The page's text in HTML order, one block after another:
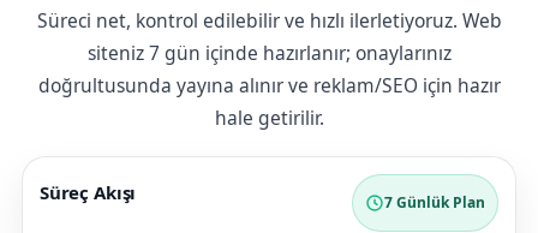
Süreci net, kontrol edilebilir ve hızlı ilerletiyoruz. Web
siteniz 7 gün içinde hazırlanır; onaylarınız
doğrultusunda yayına alınır ve reklam/SEO için hazır
hale getirilir.
Süreç Akışı 7 Günlük Plan